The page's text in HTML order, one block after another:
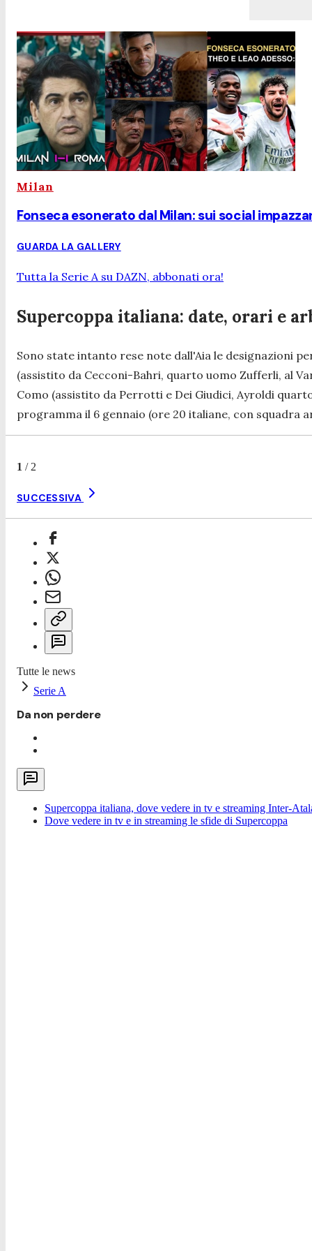
Milan
Fonseca esonerato dal Milan: sui social
GUARDA LA GALLERY
Tutta la Serie A su DAZN, abbonati ora!
Supercoppa italiana: date, orari e
Sono state intanto rese note dall'Aia le designazioni
(assistito da Cecconi-Bahri, quarto uomo Zufferli, al
Como (assistito da Perrotti e Dei Giudici, Ayroldi
programma il 6 gennaio (ore 20 italiane, con squadra
1 / 2
SUCCESSIVA
Tutte le news
Serie A
Da non perdere
Supercoppa italiana, dove vedere in tv e streaming Inter-
Dove vedere in tv e in streaming le sfide di Supercoppa